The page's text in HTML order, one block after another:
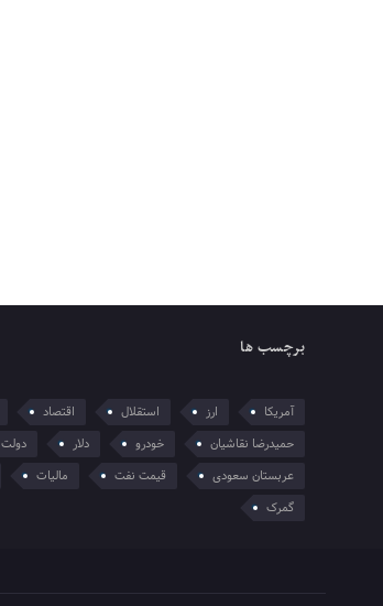
برچسب ها
آمریکا ارز استقلال اقتصاد
حمیدرضا نقاشیان
خودرو دلار دولت
عربستان سعودی
قیمت نفت مالیات
گمرک